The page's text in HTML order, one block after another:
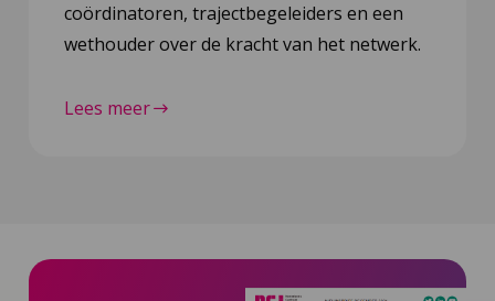
coördinatoren, trajectbegeleiders en een
wethouder over de kracht van het netwerk.
Lees meer